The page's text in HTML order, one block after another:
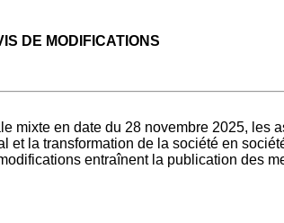
DE MODIFICATIONS
mixte en date du 28 novembre 2025, les
et la transformation de la société en
entraînent la publication des